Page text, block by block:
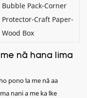
Bubble Pack-Corner
Protector-Craft Paper-
Wood Box
nā hana lima
pono ʻia me nā aa
nani a me ka ʻike